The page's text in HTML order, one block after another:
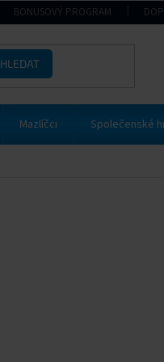
BONUSOVÝ PROGRAM
HLEDAT
Mazlíčci Společenské